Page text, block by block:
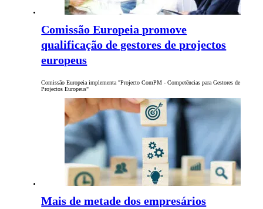
Comissão Europeia promove
qualificação de gestores de projectos
europeus
Comissão Europeia implementa "Projecto ComPM - Competências para Gestores de
Projectos Europeus"
Mais de metade dos empresários